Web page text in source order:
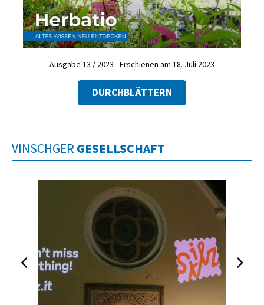
Ausgabe 13 / 2023 - Erschienen am 18. Juli 2023
DURCHBLÄTTERN
VINSCHGER GESELLSCHAFT